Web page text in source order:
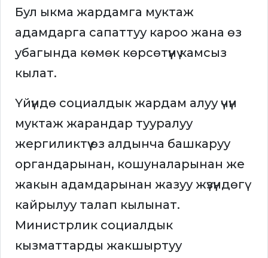
Бул ыкма жардамга муктаж
адамдарга сапаттуу кароо жана өз
убагында көмөк көрсөтүүнү камсыз
кылат.
Үйүндө социалдык жардам алуу үчүн
муктаж жарандар тууралуу
жергиликтүү өз алдынча башкаруу
органдарынан, кошуналарынан же
жакын адамдарынан жазуу жүзүндөгү
кайрылуу талап кылынат.
Министрлик социалдык
кызматтарды жакшыртуу